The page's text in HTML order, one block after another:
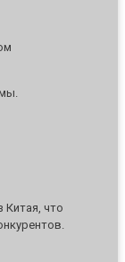
Китая, что